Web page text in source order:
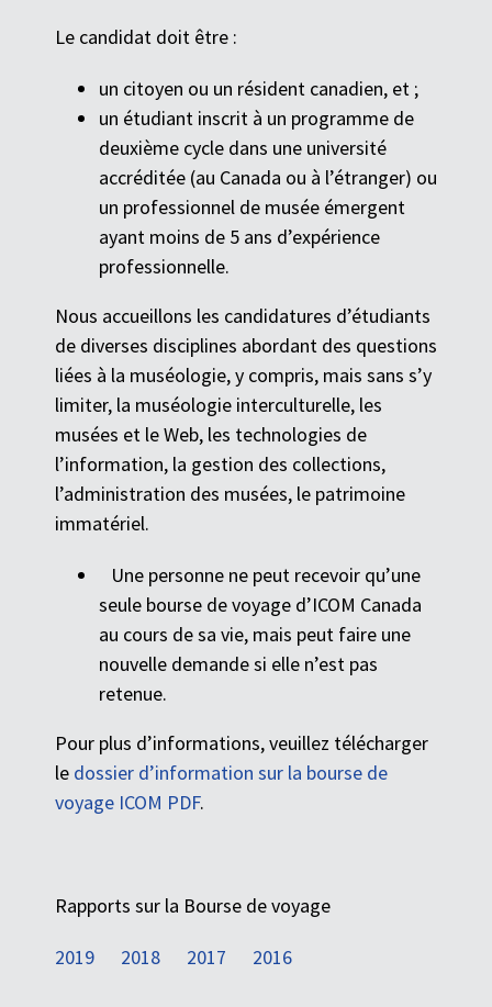
Le candidat doit être :
un citoyen ou un résident canadien, et ;
un étudiant inscrit à un programme de
deuxième cycle dans une université
accréditée (au Canada ou à l’étranger) ou
un professionnel de musée émergent
ayant moins de 5 ans d’expérience
professionnelle.
Nous accueillons les candidatures d’étudiants
de diverses disciplines abordant des questions
liées à la muséologie, y compris, mais sans s’y
limiter, la muséologie interculturelle, les
musées et le Web, les technologies de
l’information, la gestion des collections,
l’administration des musées, le patrimoine
immatériel.
Une personne ne peut recevoir qu’une
seule bourse de voyage d’ICOM Canada
au cours de sa vie, mais peut faire une
nouvelle demande si elle n’est pas
retenue.
Pour plus d’informations, veuillez télécharger
le dossier d’information sur la bourse de
voyage ICOM PDF.
Rapports sur la Bourse de voyage
2019 2018 2017 2016